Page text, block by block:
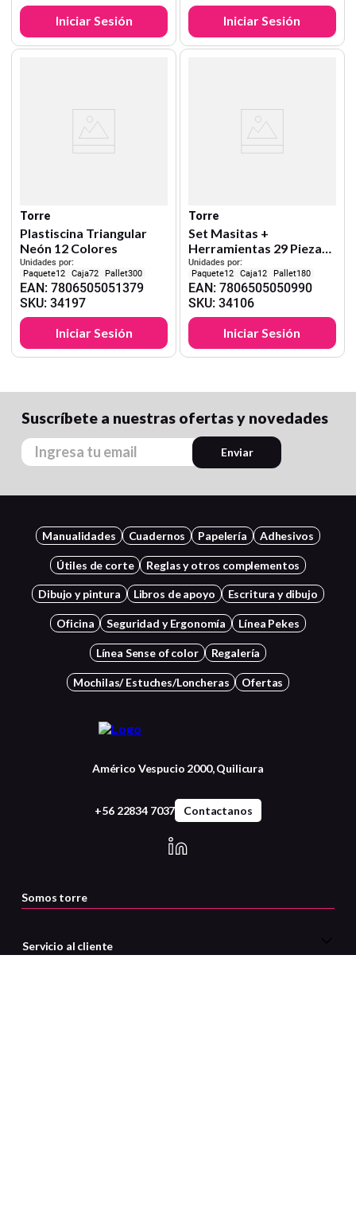
Iniciar Sesión
Iniciar Sesión
Torre
Plastiscina Triangular
Neón 12 Colores
Unidades por:
12
72 300
EAN:7806505051379
SKU:34197
Iniciar Sesión
Torre
Set Masitas +
Herramientas 29 Piezas
Pekes
Unidades por:
12
12 180
EAN: 7806505050990
SKU: 34106
Iniciar Sesión
Suscríbete a nuestras ofertas y novedades
Enviar
Manualidades Cuadernos Papelería Adhesivos
Útiles de corte Reglas y otros complementos
Dibujo y pintura Libros de apoyo Escritura y dibujo
Oficina Seguridad y Ergonomía Línea Pekes
Línea Sense of color Regalería
Mochilas/ Estuches/Loncheras Ofertas
Américo Vespucio 2000, Quilicura
+56 22834 7037 Contactanos
Somos torre
Servicio al cliente